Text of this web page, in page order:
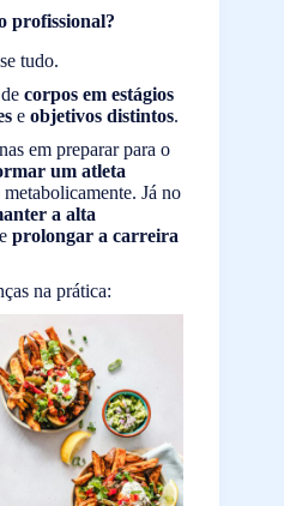
profissional?
tudo.
corpos em estágios
e objetivos distintos.
em preparar para o
um atleta
Já no
a alta
e prolongar a carreira
na prática: